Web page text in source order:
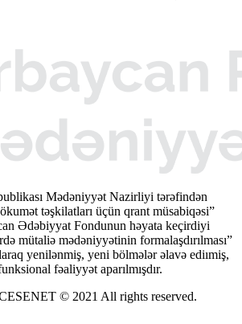
Mədəniyyət Nazirliyi tərəfindən
təşkilatları üçün qrant müsabiqəsi”
Ədəbiyyat Fondunun həyata keçirdiyi
mütaliə mədəniyyətinin formalaşdırılması”
yenilənmiş, yeni bölmələr əlavə ediımiş,
fəaliyyət aparılmışdır.
© 2021 All rights reserved.